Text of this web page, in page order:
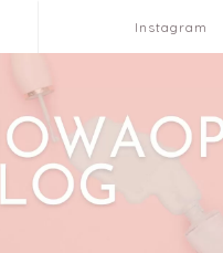
Instagram